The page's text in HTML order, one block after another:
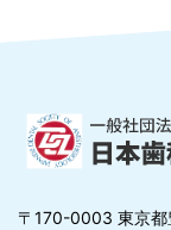
〒170-0003 東京